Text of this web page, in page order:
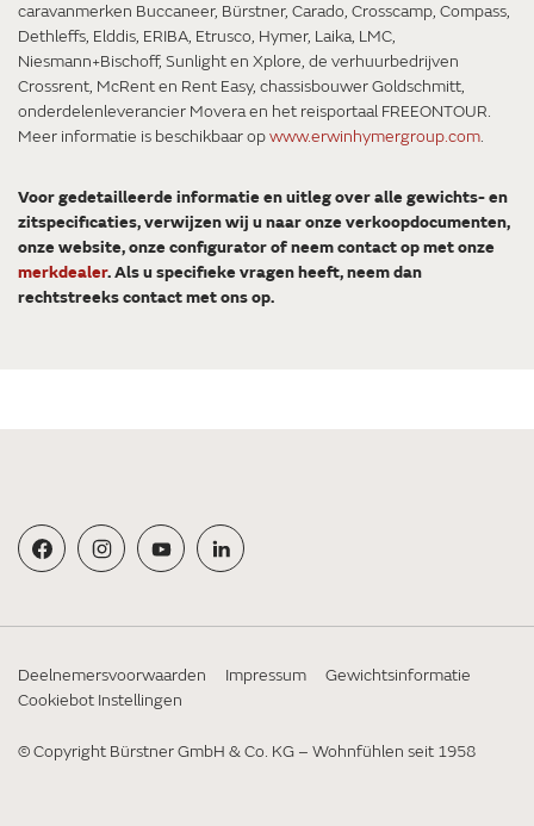
caravanmerken Buccaneer, Bürstner, Carado, Crosscamp, Compass,
Dethleffs, Elddis, ERIBA, Etrusco, Hymer, Laika, LMC,
Niesmann+Bischoff, Sunlight en Xplore, de verhuurbedrijven
Crossrent, McRent en Rent Easy, chassisbouwer Goldschmitt,
onderdelenleverancier Movera en het reisportaal FREEONTOUR.
Meer informatie is beschikbaar opwww.erwinhymergroup.com.
Voor gedetailleerde informatie en uitleg over alle gewichts- en
zitspecificaties, verwijzen wij u naar onze verkoopdocumenten,
onze website, onze configurator of neem contact op met onze
merkdealer. Als u specifieke vragen heeft, neem dan
rechtstreeks contact met ons op.
Deelnemersvoorwaarden Impressum
Gewichtsinformatie
Cookiebot Instellingen
© Copyright Bürstner GmbH & Co. KG – Wohnfühlen seit 1958